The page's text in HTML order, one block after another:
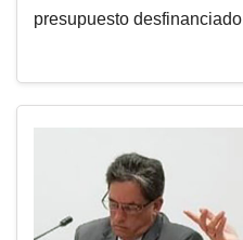
presupuesto desfinanciado